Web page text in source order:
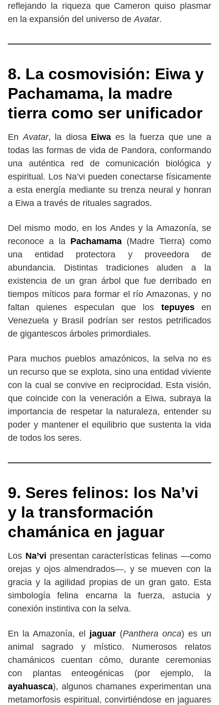
reflejando la riqueza que Cameron quiso plasmar
en la expansión del universo deAvatar.
8. La cosmovisión: Eiwa y
Pachamama, la madre
tierra como ser unificador
EnAvatar, la diosa Eiwa es la fuerza que une a
todas las formas de vida de Pandora, conformando
una auténtica red de comunicación biológica y
espiritual. Los Na’vi pueden conectarse físicamente
a esta energía mediante su trenza neural y honran
a Eiwa a través de rituales sagrados.
Del mismo modo, en los Andes y la Amazonía, se
reconoce a la Pachamama (Madre Tierra) como
una entidad protectora y proveedora de
abundancia. Distintas tradiciones aluden a la
existencia de un gran árbol que fue derribado en
tiempos míticos para formar el río Amazonas, y no
faltan quienes especulan que los tepuyesen
Venezuela y Brasil podrían ser restos petrificados
de gigantescos árboles primordiales.
Para muchos pueblos amazónicos, la selva no es
un recurso que se explota, sino una entidad viviente
con la cual se convive en reciprocidad. Esta visión,
que coincide con la veneración a Eiwa, subraya la
importancia de respetar la naturaleza, entender su
poder y mantener el equilibrio que sustenta la vida
de todos los seres.
9. Seres felinos: los Na’vi
y la transformación
chamánica en jaguar
Los Na’vi presentan características felinas —como
orejas y ojos almendrados—, y se mueven con la
gracia y la agilidad propias de un gran gato. Esta
simbología felina encarna la fuerza, astucia y
conexión instintiva con la selva.
En la Amazonía, el jaguar (Panthera onca) es un
animal sagrado y místico. Numerosos relatos
chamánicos cuentan cómo, durante ceremonias
con plantas enteogénicas (por ejemplo, la
ayahuasca), algunos chamanes experimentan una
metamorfosis espiritual, convirtiéndose en jaguares